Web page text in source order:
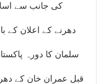
کی جانب سے
دھرنے کے اعلان
سلمان کا دورہ
قبل عمران خان کے